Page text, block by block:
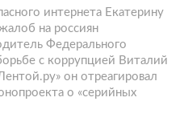
интернета Екатерину
на россиян
Федерального
с коррупцией Виталий
он отреагировал
о «серийных